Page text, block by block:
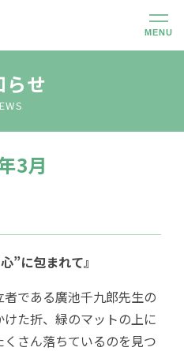
MENU
と
らせ
3月
”に包まれて』
である廣池千九郎先生の
た折、緑のマットの上に
さん落ちているのを見つ